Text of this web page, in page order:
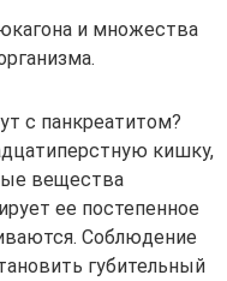
и множества
с панкреатитом?
кишку,
вещества
ее постепенное
Соблюдение
губительный